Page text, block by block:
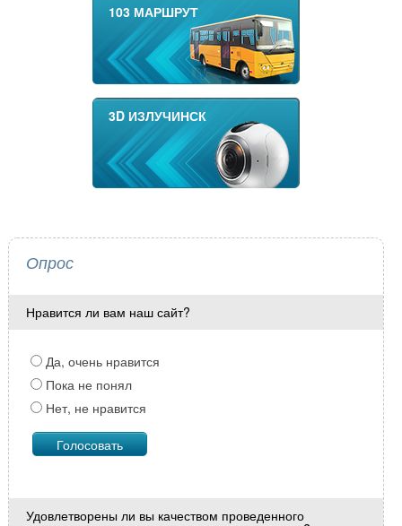
103 МАРШРУТ
3D ИЗЛУЧИНСК
Опрос
Нравится ли вам наш сайт?
Да, очень нравится
Пока не понял
Нет, не нравится
Удовлетворены ли вы качеством проведенного